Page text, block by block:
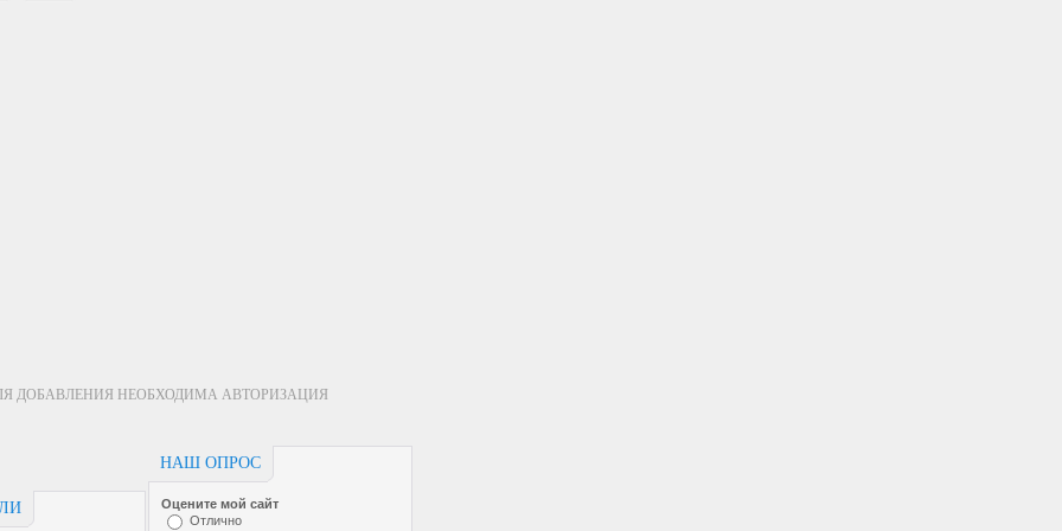
ДОБАВЛЕНИЯ НЕОБХОДИМА АВТОРИЗАЦИЯ
НАШ ОПРОС
Оцените мой сайт
Отлично